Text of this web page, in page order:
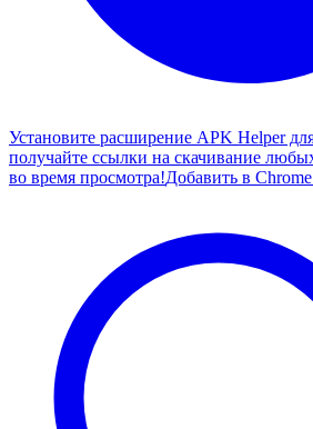
Установите расширение APK Helper
получайте ссылки на скачивание
во время просмотра!Добавить в